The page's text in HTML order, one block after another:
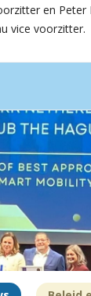
en Peter
vice voorzitter.